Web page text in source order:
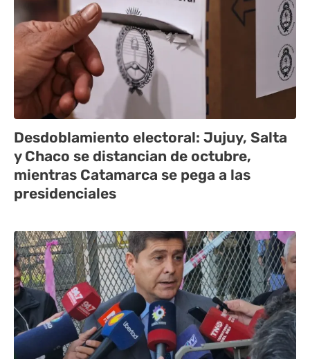
Desdoblamiento electoral: Jujuy, Salta
y Chaco se distancian de octubre,
mientras Catamarca se pega a las
presidenciales